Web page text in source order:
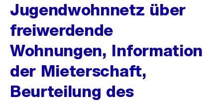
Jugendwohnnetz über
freiwerdende
Wohnungen, Information
der Mieterschaft,
Beurteilung des